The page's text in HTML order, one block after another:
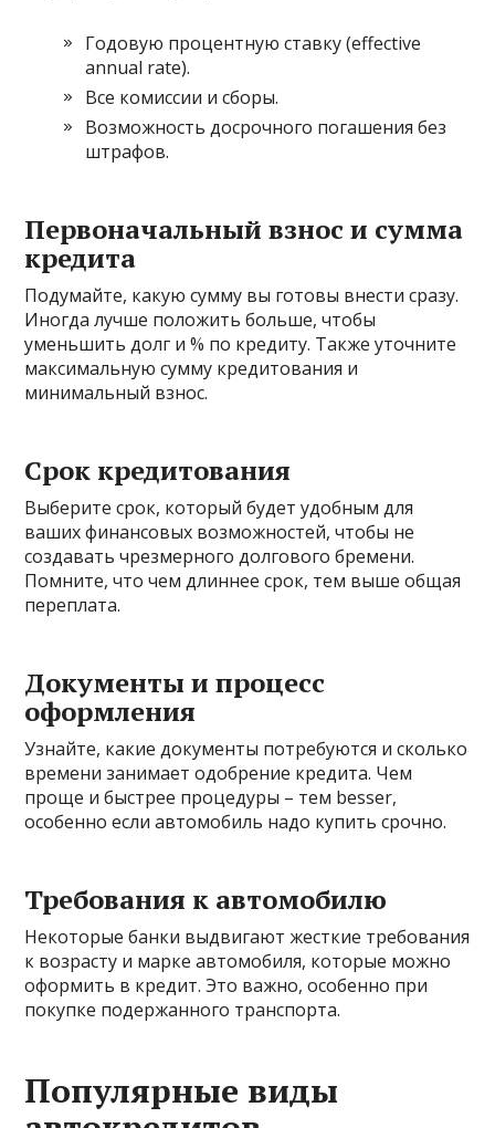
Годовую процентную ставку (effective
annual rate).
Все комиссии и сборы.
Возможность досрочного погашения без
штрафов.
Первоначальный взнос и сумма
кредита
Подумайте, какую сумму вы готовы внести сразу.
Иногда лучше положить больше, чтобы
уменьшить долг и % по кредиту. Также уточните
максимальную сумму кредитования и
минимальный взнос.
Срок кредитования
Выберите срок, который будет удобным для
ваших финансовых возможностей, чтобы не
создавать чрезмерного долгового бремени.
Помните, что чем длиннее срок, тем выше общая
переплата.
Документы и процесс
оформления
Узнайте, какие документы потребуются и сколько
времени занимает одобрение кредита. Чем
проще и быстрее процедуры – тем besser,
особенно если автомобиль надо купить срочно.
Требования к автомобилю
Некоторые банки выдвигают жесткие требования
к возрасту и марке автомобиля, которые можно
оформить в кредит. Это важно, особенно при
покупке подержанного транспорта.
Популярные виды